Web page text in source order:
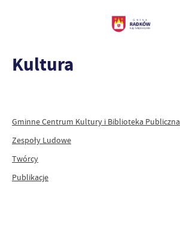
Kultura
Gminne Centrum Kultury i Biblioteka Publiczna
Zespoły Ludowe
Twórcy
Publikacje